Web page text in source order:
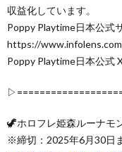
収益化しています。
Poppy Playtime日本公式
https://
Poppy Playtime日本公
🦖ホロフレ姫森ルーナモ
※締切：2025年6月30日